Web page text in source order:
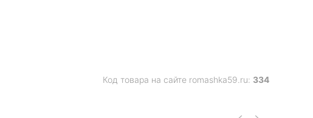
Код товара на сайте romashka59.ru: 334